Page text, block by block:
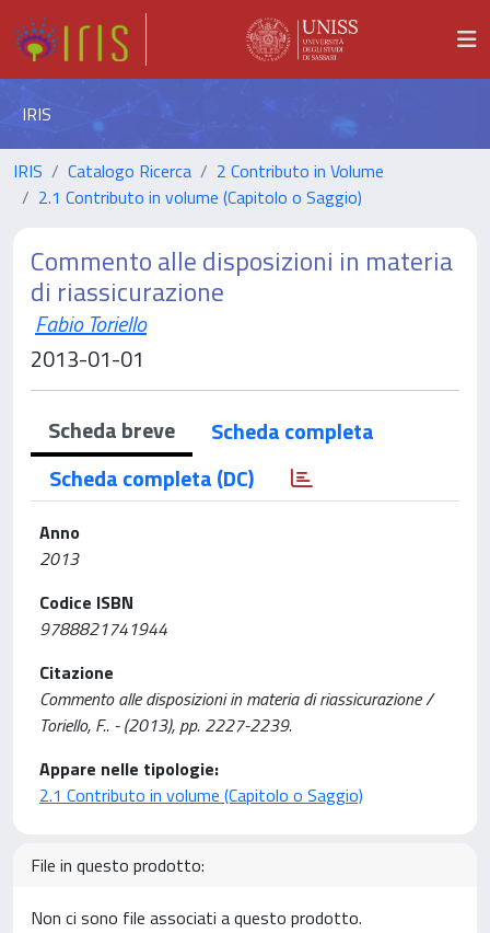
IRIS
IRIS Catalogo Ricerca
2 Contributo in Volume
2.1 Contributo in volume (Capitolo o Saggio)
Commento alle disposizioni in materia
di riassicurazione
Fabio Toriello
2013-01-01
Scheda breve
Scheda completa
Scheda completa (DC)
Anno
2013
Codice ISBN
9788821741944
Citazione
Commento alle disposizioni in materia di riassicurazione /
Toriello, F.. - (2013), pp. 2227-2239.
Appare nelle tipologie:
2.1 Contributo in volume (Capitolo o Saggio)
File in questo prodotto:
Non ci sono file associati a questo prodotto.